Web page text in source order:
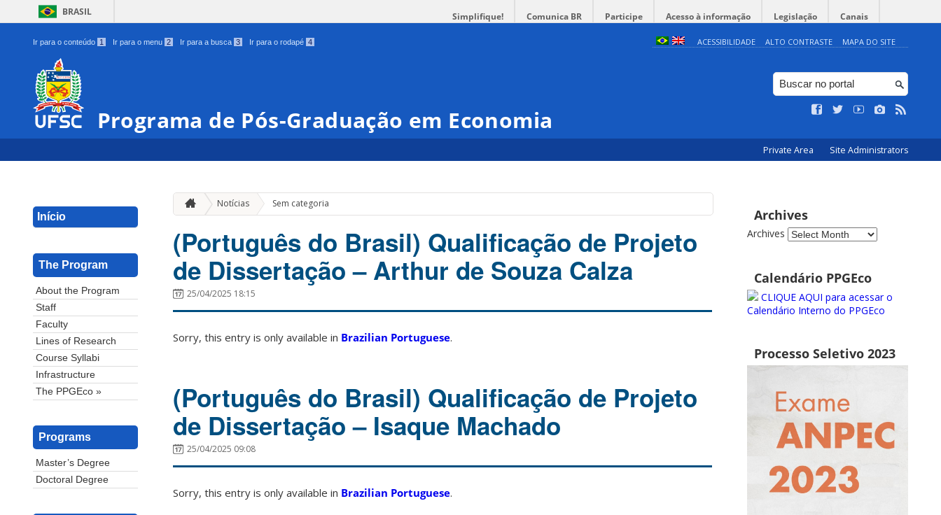
BRASIL Simplifique! Comunica BR Participe Acesso à informação Legislação Canais
Ir para o conteúdo 1 Ir para o menu 2 Ir para a busca 3 Ir para o rodapé 4 ACESSIBILIDADE ALTO CONTRASTE MAPA DO SITE
Programa de Pós-Graduação em Economia
Private Area Site Administrators
Início
The Program
About the Program
Staff
Faculty
Lines of Research
Course Syllabi
Infrastructure
The PPGEco »
Programs
Master’s Degree
Doctoral Degree
Notícias Sem categoria
(Português do Brasil) Qualificação de Projeto
de Dissertação – Arthur de Souza Calza
25/04/2025 18:15
Sorry, this entry is only available in Brazilian Portuguese.
(Português do Brasil) Qualificação de Projeto
de Dissertação – Isaque Machado
25/04/2025 09:08
Sorry, this entry is only available in Brazilian Portuguese.
Archives
Archives
Calendário PPGEco
CLIQUE AQUI para acessar o
Calendário Interno do PPGEco
Processo Seletivo 2023